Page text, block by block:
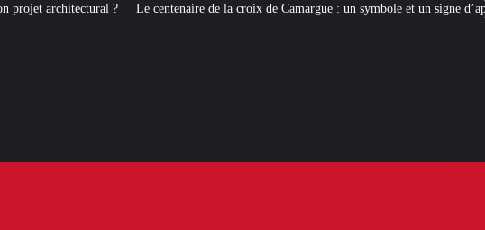
centenaire de la croix de Camargue : un symbole et un signe d’appartenance [ROMANS